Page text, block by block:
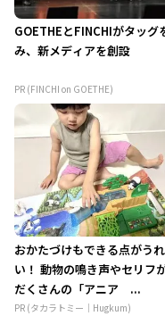
GOETHEとFINCHIがタッグ
み、新メディアを創設
PR (FINCHI on GOETHE)
おかたづけもできる点がう
い！ 動物の鳴き声やセリフ
だくさんの「アニア ...
PR (タカラトミー｜Hugkum)